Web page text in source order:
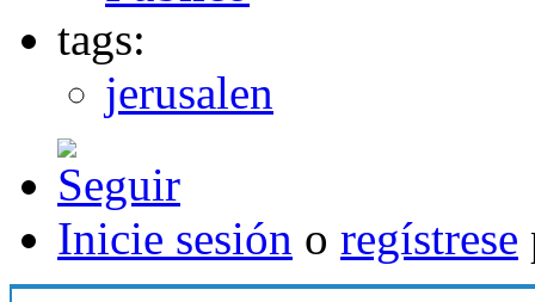
tags:
jerusalen
Inicie sesión o regístrese